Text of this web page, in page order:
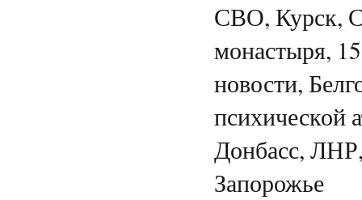
СВО, Курск,
монастыря,
новости,
психической
Донбасс,
Запорожье